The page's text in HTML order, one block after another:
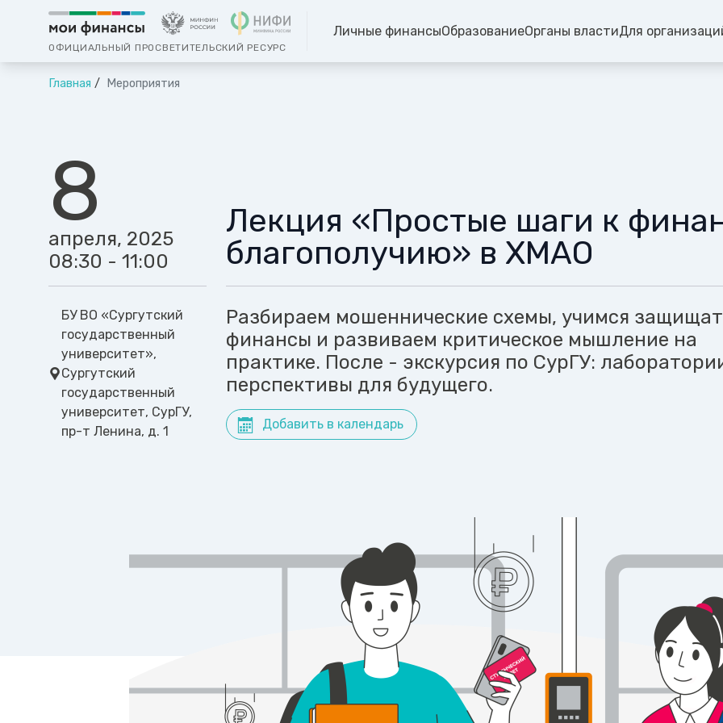
ОФИЦИАЛЬНЫЙ ПРОСВЕТИТЕЛЬСКИЙ РЕСУРС
Личные финансыОбразованиеОрганы властиДля
Главная Мероприятия
8
апреля, 2025
08:30 - 11:00
БУ ВО «Сургутский
государственный
университет»,
Сургутский
государственный
университет, СурГУ,
пр-т Ленина, д. 1
Лекция «Простые шаги к
благополучию» в ХМАО
Разбираем мошеннические схемы, учимся
финансы и развиваем критическое мышление на
практике. После - экскурсия по СурГУ:
перспективы для будущего.
Добавить в календарь